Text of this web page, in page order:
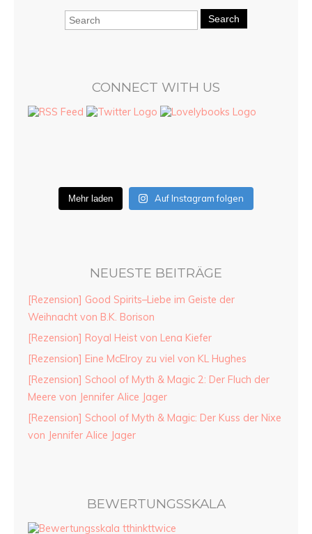
Search
CONNECT WITH US
Mehr laden Auf Instagram folgen
NEUESTE BEITRÄGE
[Rezension] Good Spirits–Liebe im Geiste der
Weihnacht von B.K. Borison
[Rezension] Royal Heist von Lena Kiefer
[Rezension] Eine McElroy zu viel von KL Hughes
[Rezension] School of Myth & Magic 2: Der Fluch der
Meere von Jennifer Alice Jager
[Rezension] School of Myth & Magic: Der Kuss der Nixe
von Jennifer Alice Jager
BEWERTUNGSSKALA